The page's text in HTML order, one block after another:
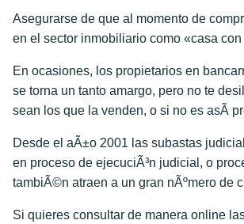
Asegurarse de que al momento de
en el sector inmobiliario como «casa con
En ocasiones, los propietarios en
se torna un tanto amargo, pero no te
sean los que la venden, o si no es asÃ­
Desde el aÃ±o 2001 las subastas
en proceso de ejecuciÃ³n judicial, o
tambiÃ©n atraen a un gran nÃºmero de
Si quieres consultar de manera online